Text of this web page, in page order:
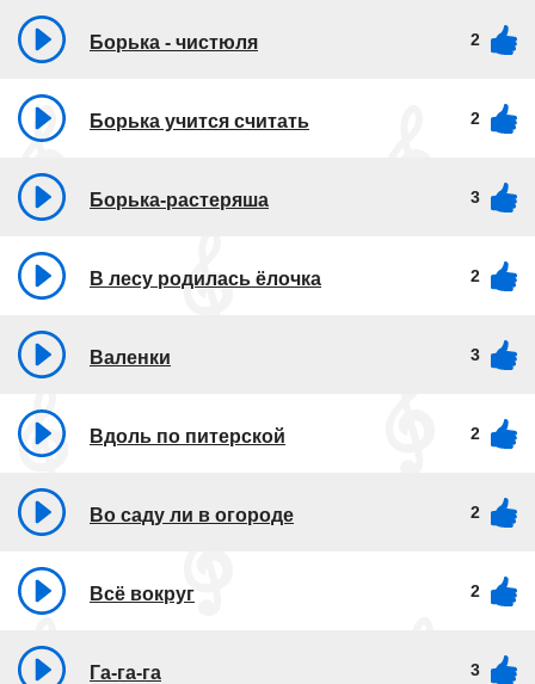
Борька - чистюля 2
Борька учится считать 2
Борька-растеряша 3
В лесу родилась ёлочка 2
Валенки 3
Вдоль по питерской 2
Во саду ли в огороде 2
Всё вокруг 2
Га-га-га 3